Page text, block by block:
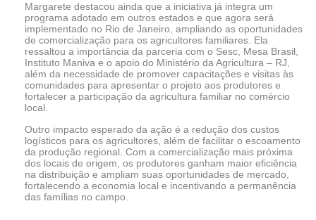
Margarete destacou ainda que a iniciativa já integra um
programa adotado em outros estados e que agora será
implementado no Rio de Janeiro, ampliando as oportunidades
de comercialização para os agricultores familiares. Ela
ressaltou a importância da parceria com o Sesc, Mesa Brasil,
Instituto Maniva e o apoio do Ministério da Agricultura – RJ,
além da necessidade de promover capacitações e visitas às
comunidades para apresentar o projeto aos produtores e
fortalecer a participação da agricultura familiar no comércio
local.
Outro impacto esperado da ação é a redução dos custos
logísticos para os agricultores, além de facilitar o escoamento
da produção regional. Com a comercialização mais próxima
dos locais de origem, os produtores ganham maior eficiência
na distribuição e ampliam suas oportunidades de mercado,
fortalecendo a economia local e incentivando a permanência
das famílias no campo.